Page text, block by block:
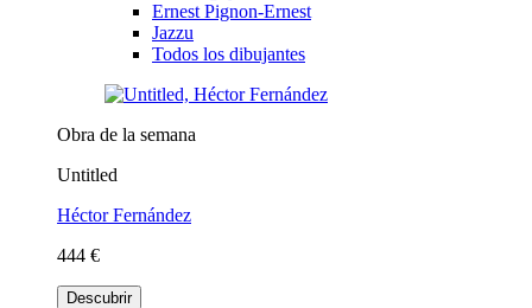
Ernest Pignon-Ernest
Jazzu
Todos los dibujantes
Obra de la semana
Untitled
Héctor Fernández
444 €
Descubrir